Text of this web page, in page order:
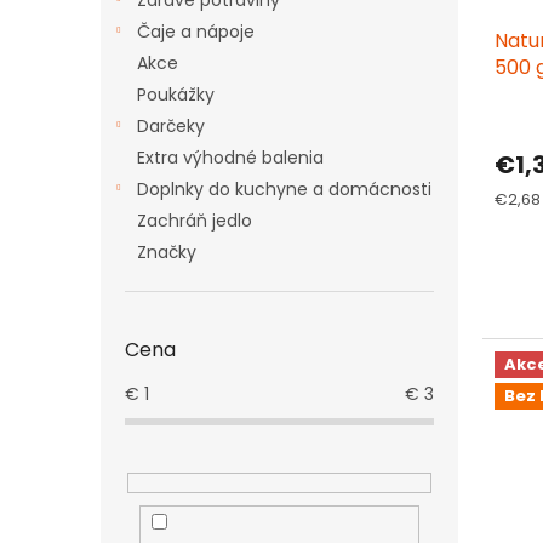
Čaje a nápoje
Akce
Poukážky
Darčeky
Extra výhodné balenia
Doplnky do kuchyne a domácnosti
Zachráň jedlo
Značky
Cena
€ 1 € 3
500
€2,68
Bez